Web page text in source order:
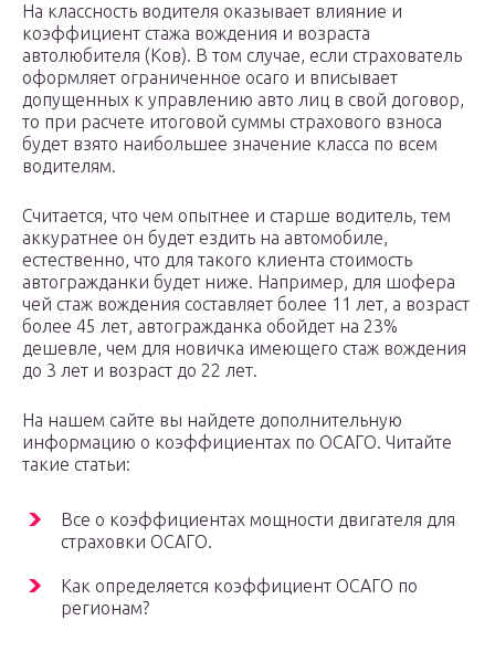
На классность водителя оказывает влияние и
коэффициент стажа вождения и возраста
автолюбителя (Ков). В том случае, если страхователь
оформляет ограниченное осаго и вписывает
допущенных к управлению авто лиц в свой договор,
то при расчете итоговой суммы страхового взноса
будет взято наибольшее значение класса по всем
водителям.
Считается, что чем опытнее и старше водитель, тем
аккуратнее он будет ездить на автомобиле,
естественно, что для такого клиента стоимость
автогражданки будет ниже. Например, для шофера
чей стаж вождения составляет более 11 лет, а возраст
более 45 лет, автогражданка обойдет на 23%
дешевле, чем для новичка имеющего стаж вождения
до 3 лет и возраст до 22 лет.
На нашем сайте вы найдете дополнительную
информацию о коэффициентах по ОСАГО. Читайте
такие статьи:
Все о коэффициентах мощности двигателя для
страховки ОСАГО.
Как определяется коэффициент ОСАГО по
регионам?